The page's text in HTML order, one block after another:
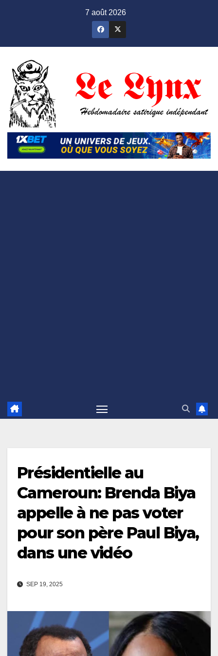
7 août 2026
Présidentielle au
Cameroun: Brenda Biya
appelle à ne pas voter
pour son père Paul Biya,
dans une vidéo
SEP 19, 2025